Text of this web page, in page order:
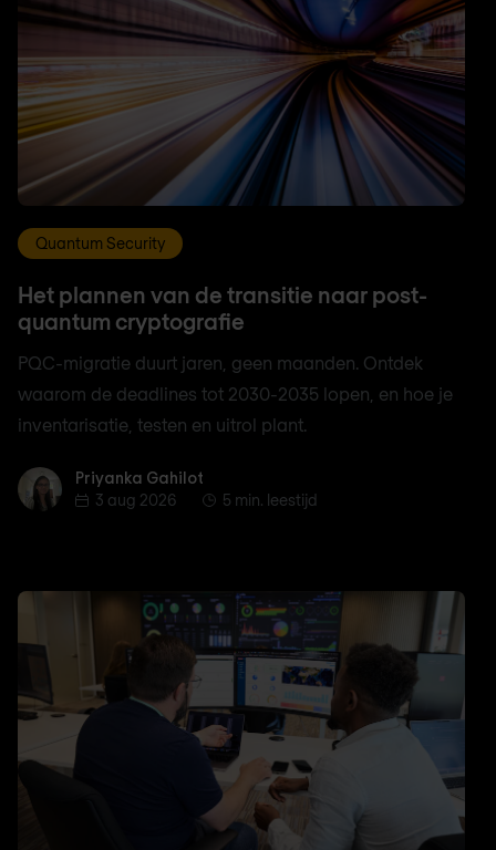
Quantum Security
Het plannen van de transitie naar post-
quantum cryptografie
PQC-migratie duurt jaren, geen maanden. Ontdek
waarom de deadlines tot 2030-2035 lopen, en hoe je
inventarisatie, testen en uitrol plant.
Priyanka Gahilot
Priyanka Gahilot
3 aug 2026
5 min. leestijd